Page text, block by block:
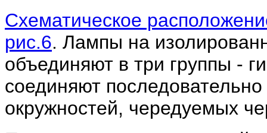
Схематическое
рис.6. Лампы на
объединяют в три группы -
соединяют
окружностей, чередуемых